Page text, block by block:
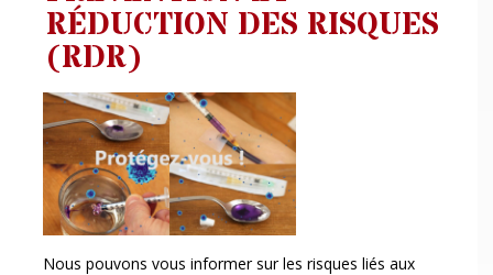
RÉDUCTION DES RISQUES
(RDR)
Nous pouvons vous informer sur les risques liés aux